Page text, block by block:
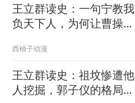
王立群读史：一句宁教我
负天下人，为何让曹操背
西柚子动漫
王立群读史：祖坟惨遭他
人挖掘，郭子仪的格局令